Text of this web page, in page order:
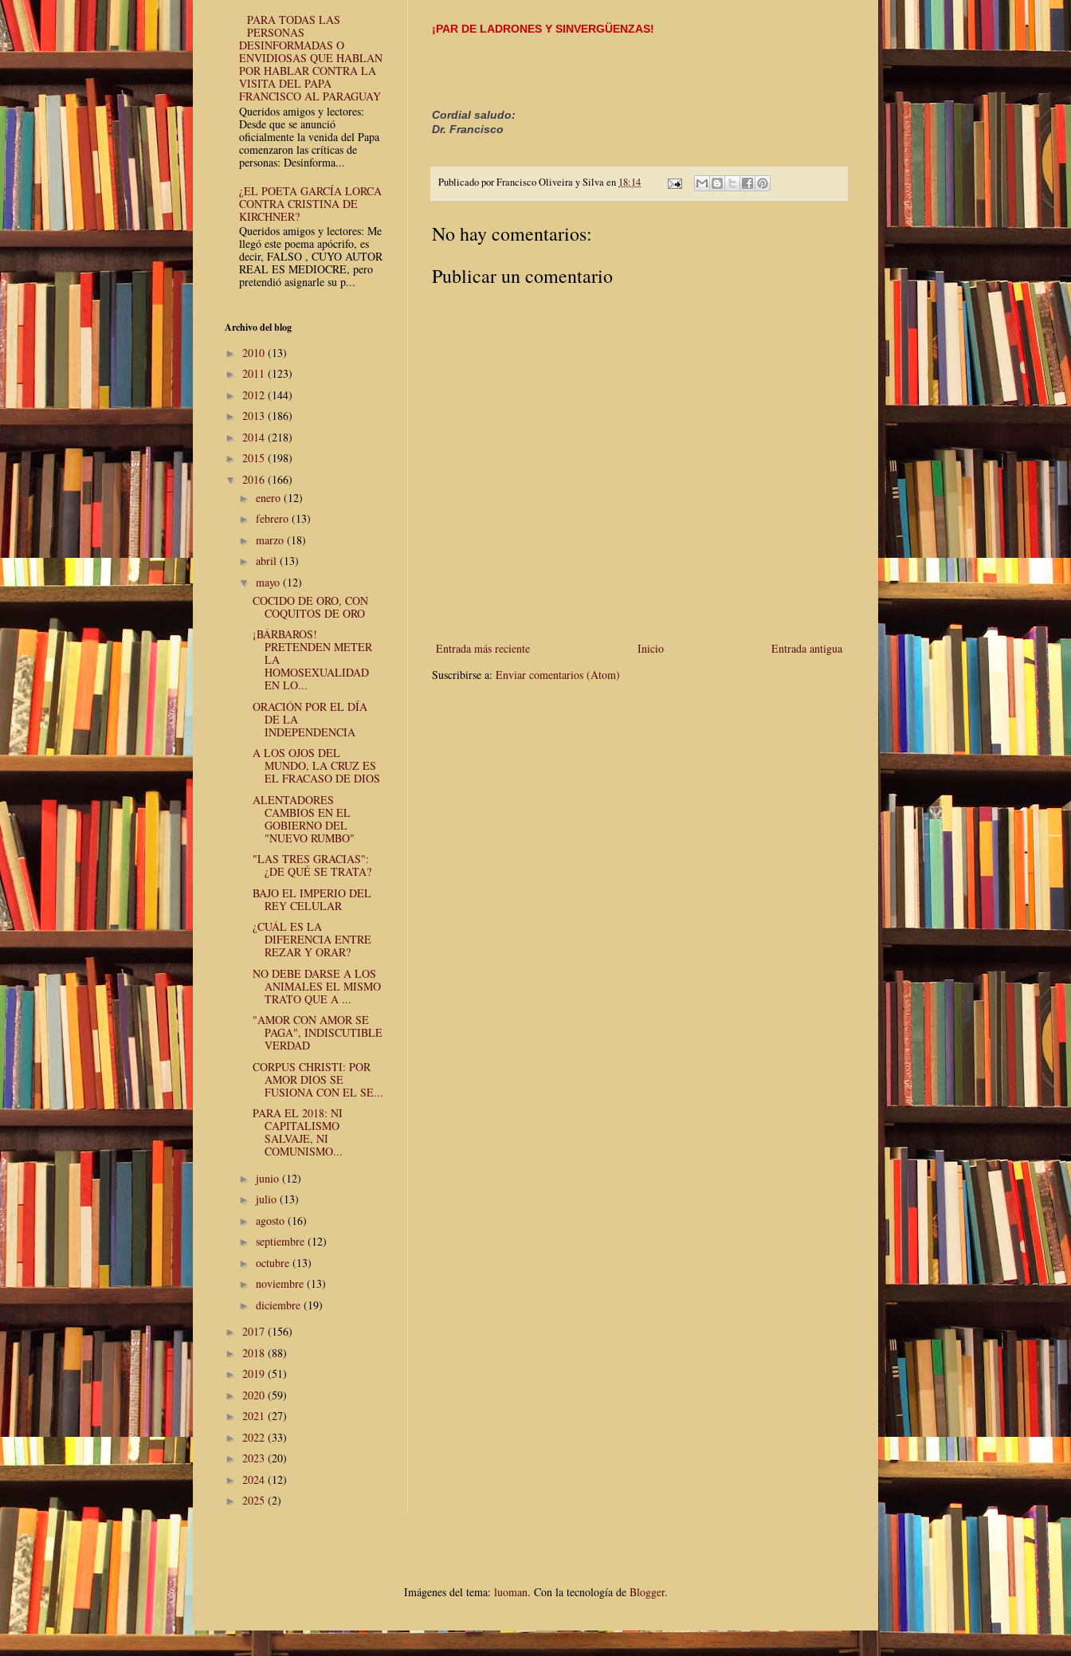
¡PAR DE LADRONES Y SINVERGÜENZAS!
Cordial saludo:
Dr. Francisco
Publicado porFrancisco Oliveira y Silvaen 18:14
No hay comentarios:
Publicar un comentario
Entrada más reciente Entrada antigua
Inicio
Suscribirse a: Enviar comentarios (Atom)
PARA TODAS LAS
PERSONAS
DESINFORMADAS O
ENVIDIOSAS QUE HABLAN
POR HABLAR CONTRA LA
VISITA DEL PAPA
FRANCISCO AL PARAGUAY
Queridos amigos y lectores:
Desde que se anunció
oficialmente la venida del Papa
comenzaron las críticas de
personas: Desinforma...
¿EL POETA GARCÍA LORCA
CONTRA CRISTINA DE
KIRCHNER?
Queridos amigos y lectores: Me
llegó este poema apócrifo, es
decir, FALSO , CUYO AUTOR
REAL ES MEDIOCRE, pero
pretendió asignarle su p...
Archivo del blog
► 2010 (13)
► 2011 (123)
► 2012 (144)
► 2013 (186)
► 2014 (218)
► 2015 (198)
▼ 2016 (166)
► enero (12)
► febrero (13)
► marzo (18)
► abril (13)
▼ mayo (12)
COCIDO DE ORO, CON
COQUITOS DE ORO
¡BÁRBAROS!
PRETENDEN METER
LA
HOMOSEXUALIDAD
EN LO...
ORACIÓN POR EL DÍA
DE LA
INDEPENDENCIA
A LOS OJOS DEL
MUNDO, LA CRUZ ES
EL FRACASO DE DIOS
ALENTADORES
CAMBIOS EN EL
GOBIERNO DEL
"NUEVO RUMBO"
"LAS TRES GRACIAS":
¿DE QUÉ SE TRATA?
BAJO EL IMPERIO DEL
REY CELULAR
¿CUÁL ES LA
DIFERENCIA ENTRE
REZAR Y ORAR?
NO DEBE DARSE A LOS
ANIMALES EL MISMO
TRATO QUE A ...
"AMOR CON AMOR SE
PAGA", INDISCUTIBLE
VERDAD
CORPUS CHRISTI: POR
AMOR DIOS SE
FUSIONA CON EL SE...
PARA EL 2018: NI
CAPITALISMO
SALVAJE, NI
COMUNISMO...
► junio (12)
► julio (13)
► agosto (16)
► septiembre (12)
► octubre (13)
► noviembre (13)
► diciembre (19)
► 2017 (156)
► 2018 (88)
► 2019 (51)
► 2020 (59)
► 2021 (27)
► 2022 (33)
► 2023 (20)
► 2024 (12)
► 2025 (2)
Imágenes del tema: luoman. Con la tecnología de Blogger.